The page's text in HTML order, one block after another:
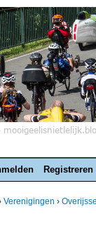
Registreren
Verenigingen › Overijssel